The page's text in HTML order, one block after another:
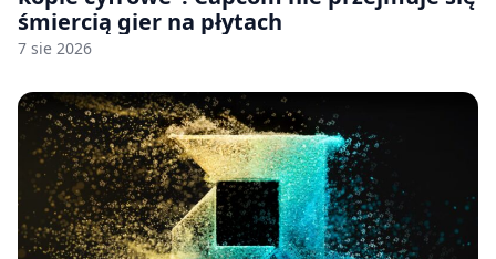
śmiercią gier na płytach
7 sie 2026